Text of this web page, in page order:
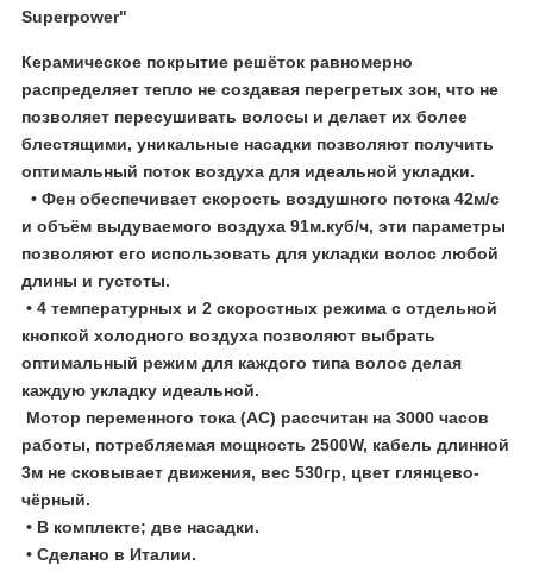
Superpower"
Керамическое покрытие решёток равномерно
распределяет тепло не создавая перегретых зон, что не
позволяет пересушивать волосы и делает их более
блестящими, уникальные насадки позволяют получить
оптимальный поток воздуха для идеальной укладки.
• Фен обеспечивает скорость воздушного потока 42м/с
и объём выдуваемого воздуха 91м.куб/ч, эти параметры
позволяют его использовать для укладки волос любой
длины и густоты.
• 4 температурных и 2 скоростных режима с отдельной
кнопкой холодного воздуха позволяют выбрать
оптимальный режим для каждого типа волос делая
каждую укладку идеальной.
Мотор переменного тока (АС) рассчитан на 3000 часов
работы, потребляемая мощность 2500W, кабель длинной
3м не сковывает движения, вес 530гр, цвет глянцево-
чёрный.
• В комплекте; две насадки.
• Сделано в Италии.